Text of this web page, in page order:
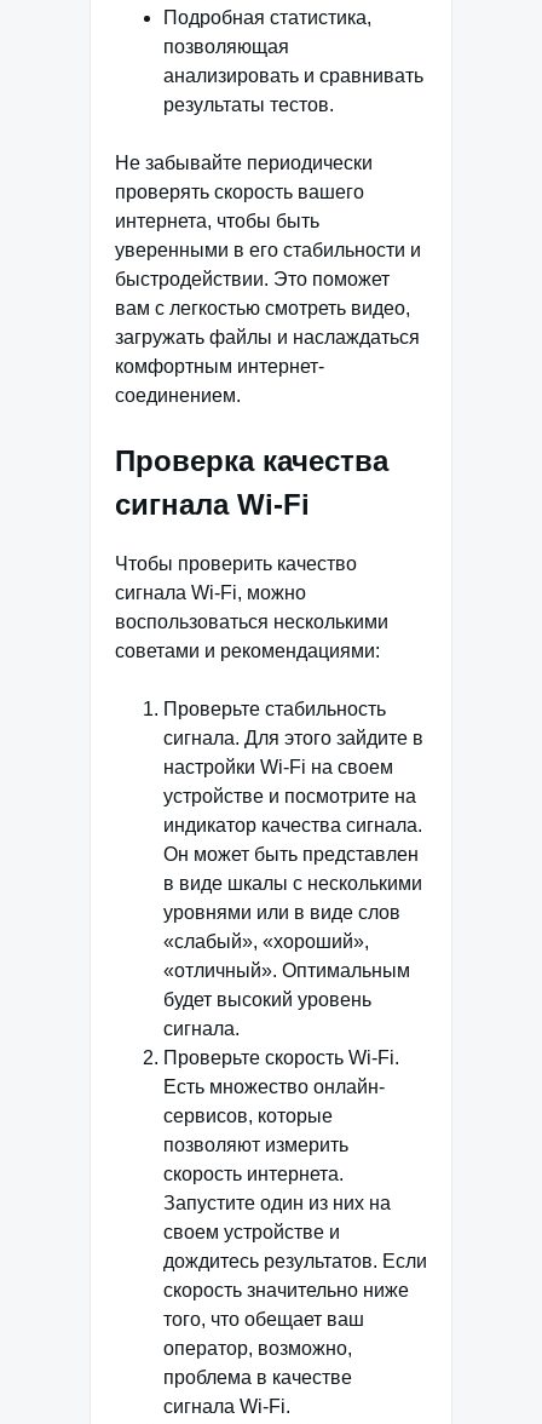
Подробная статистика,
позволяющая
анализировать и сравнивать
результаты тестов.
Не забывайте периодически
проверять скорость вашего
интернета, чтобы быть
уверенными в его стабильности и
быстродействии. Это поможет
вам с легкостью смотреть видео,
загружать файлы и наслаждаться
комфортным интернет-
соединением.
Проверка качества
сигнала Wi-Fi
Чтобы проверить качество
сигнала Wi-Fi, можно
воспользоваться несколькими
советами и рекомендациями:
Проверьте стабильность
сигнала. Для этого зайдите в
настройки Wi-Fi на своем
устройстве и посмотрите на
индикатор качества сигнала.
Он может быть представлен
в виде шкалы с несколькими
уровнями или в виде слов
«слабый», «хороший»,
«отличный». Оптимальным
будет высокий уровень
сигнала.
Проверьте скорость Wi-Fi.
Есть множество онлайн-
сервисов, которые
позволяют измерить
скорость интернета.
Запустите один из них на
своем устройстве и
дождитесь результатов. Если
скорость значительно ниже
того, что обещает ваш
оператор, возможно,
проблема в качестве
сигнала Wi-Fi.